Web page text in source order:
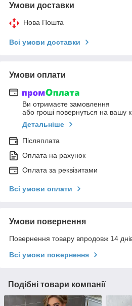
Умови доставки
Нова Пошта
Всі умови доставки
Умови оплати
Ви отримаєте замовлення
або гроші повернуться на вашу
Детальніше
Післяплата
Оплата на рахунок
Оплата за реквізитами
Всі умови оплати
Умови повернення
Повернення товару впродовж 14
Всі умови повернення
Подібні товари компанії